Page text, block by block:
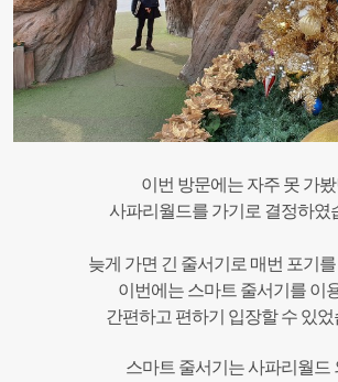
이번 방문에는 자주 못 가봤
사파리월드를 가기로 결정하였
늦게 가면 긴 줄서기로 매번 포기를
이번에는 스마트 줄서기를 이
간편하고 편하기 입장할 수 있었
스마트 줄서기는 사파리월드